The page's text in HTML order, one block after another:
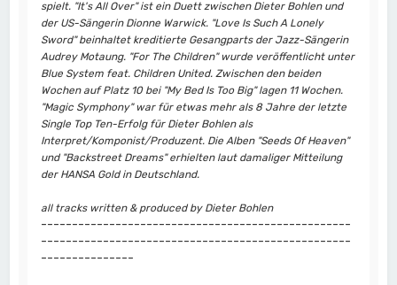
spielt. "It's All Over" ist ein Duett zwischen Dieter Bohlen und
der US-Sängerin Dionne Warwick. "Love Is Such A Lonely
Sword" beinhaltet kreditierte Gesangparts der Jazz-Sängerin
Audrey Motaung. "For The Children" wurde veröffentlicht unter
Blue System feat. Children United. Zwischen den beiden
Wochen auf Platz 10 bei "My Bed Is Too Big" lagen 11 Wochen.
"Magic Symphony" war für etwas mehr als 8 Jahre der letzte
Single Top Ten-Erfolg für Dieter Bohlen als
Interpret/Komponist/Produzent. Die Alben "Seeds Of Heaven"
und "Backstreet Dreams" erhielten laut damaliger Mitteilung
der HANSA Gold in Deutschland.
all tracks written & produced by Dieter Bohlen
--------------------------------------------------
--------------------------------------------------
---------------